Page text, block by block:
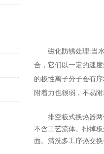
磁化防锈处理:当
合，它们以一定的速
的极性离子分子会有
附着力也很弱，不易
排空板式换热器
不含工艺流体。排掉
面。清洗多工序热交